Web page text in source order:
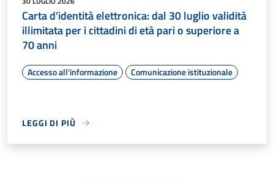
Carta d’identità elettronica: dal 30 luglio validità
illimitata per i cittadini di età pari o superiore a
70 anni
Accesso all'informazione Comunicazione istituzionale
LEGGI DI PIÙ